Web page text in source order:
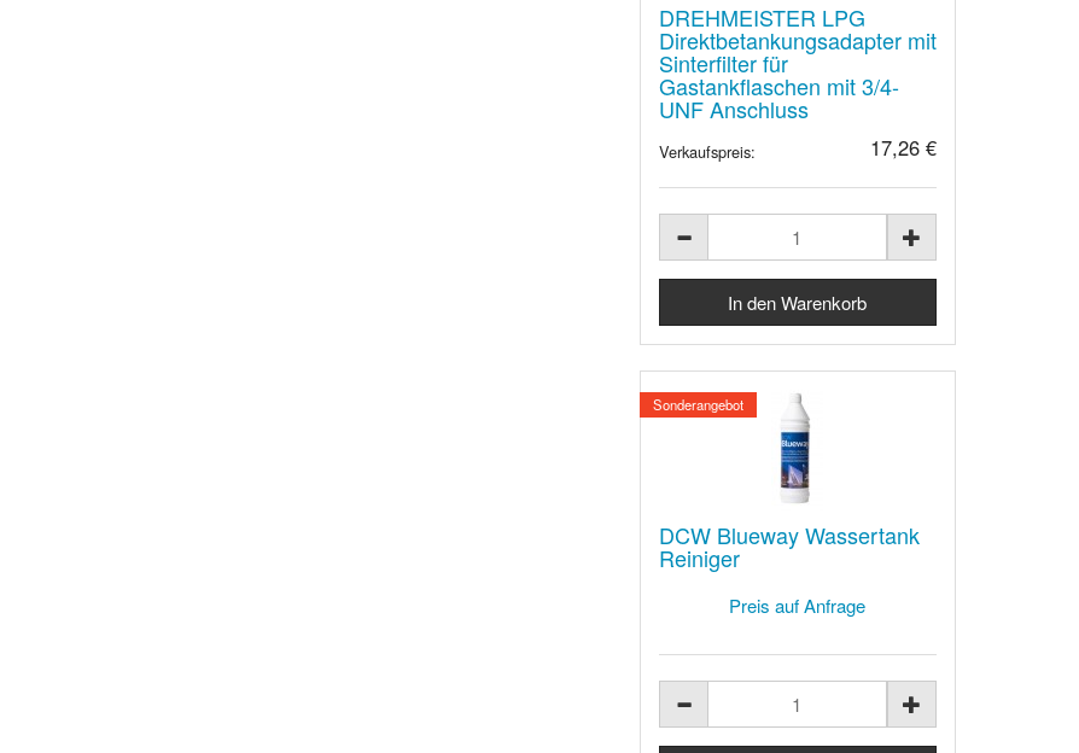
DREHMEISTER LPG
Direktbetankungsadapter mit
Sinterfilter für
Gastankflaschen mit 3/4-
UNF Anschluss
Verkaufspreis: 17,26 €
Sonderangebot
DCW Blueway Wassertank
Reiniger
Preis auf Anfrage